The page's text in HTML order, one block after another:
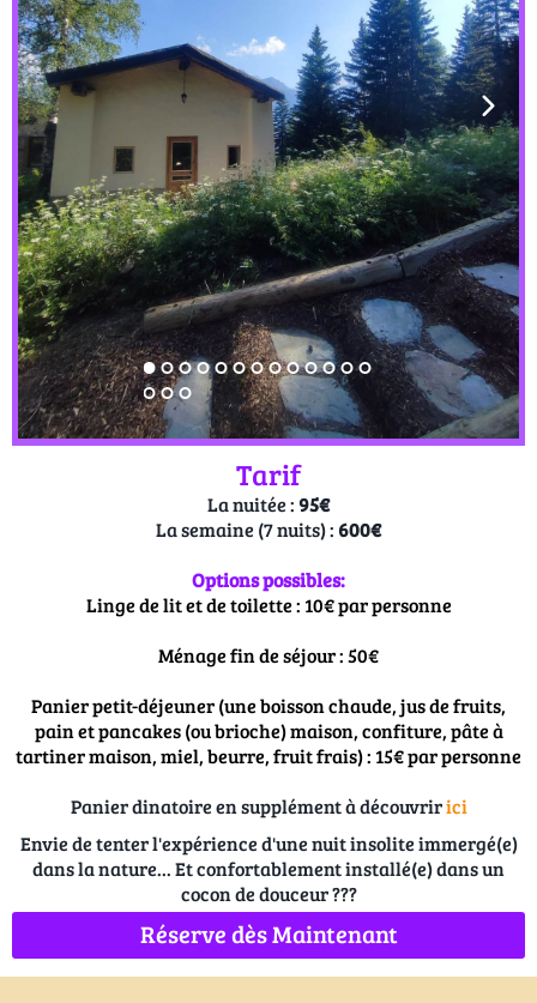
Tarif
La nuitée :95€
La semaine (7 nuits) :600€
Options possibles:
Linge de lit et de toilette : 10€ par personne
Ménage fin de séjour : 50€
Panier petit-déjeuner (une boisson chaude, jus de fruits,
pain et pancakes (ou brioche) maison, confiture, pâte à
tartiner maison, miel, beurre, fruit frais) : 15€ par personne
Panier dinatoire en supplément à découvririci
Envie de tenter l'expérience d'une nuit insolite immergé(e)
dans la nature... Et confortablement installé(e) dans un
cocon de douceur ???
Réserve dès Maintenant